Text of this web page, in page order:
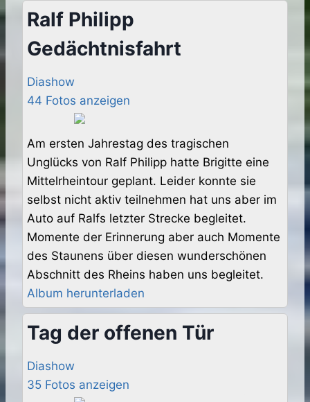
Ralf Philipp
Gedächtnisfahrt
Diashow
44 Fotos anzeigen
Am ersten Jahrestag des tragischen
Unglücks von Ralf Philipp hatte Brigitte eine
Mittelrheintour geplant. Leider konnte sie
selbst nicht aktiv teilnehmen hat uns aber im
Auto auf Ralfs letzter Strecke begleitet.
Momente der Erinnerung aber auch Momente
des Staunens über diesen wunderschönen
Abschnitt des Rheins haben uns begleitet.
Album herunterladen
Tag der offenen Tür
Diashow
35 Fotos anzeigen